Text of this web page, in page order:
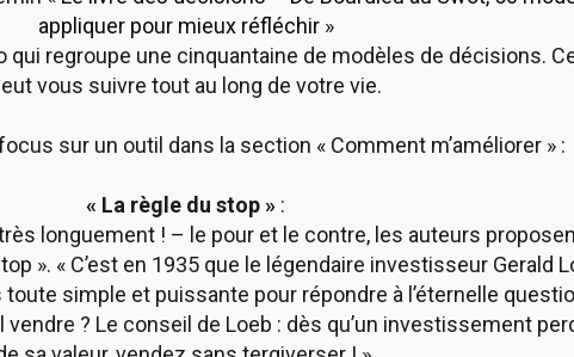
appliquer pour mieux réfléchir »
qui regroupe une cinquantaine de modèles de décisions.
vous suivre tout au long de votre vie.
sur un outil dans la section « Comment m’améliorer » :
« La règle du stop » :
longuement ! – le pour et le contre, les auteurs
». « C’est en 1935 que le légendaire investisseur Gerald
simple et puissante pour répondre à l’éternelle
? Le conseil de Loeb : dès qu’un investissement